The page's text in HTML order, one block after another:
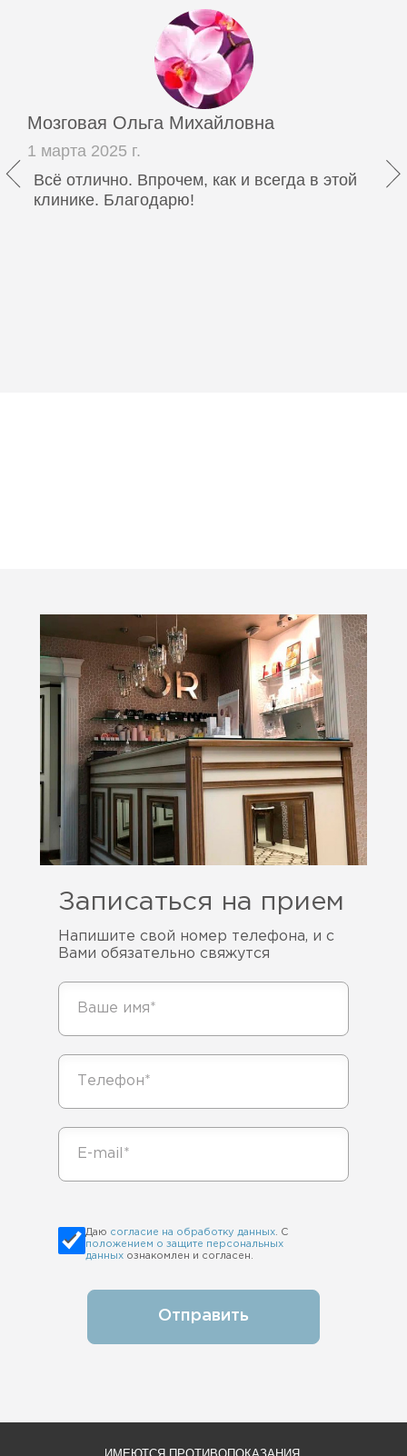
Мозговая Ольга Михайловна
1 марта 2025 г.
Всё отлично. Впрочем, как и всегда в этой
клинике. Благодарю!
Записаться на прием
Напишите свой номер телефона, и с
Вами обязательно свяжутся
Даю согласие на обработку данных. С
положением о защите персональных
данных ознакомлен и согласен.
Отправить